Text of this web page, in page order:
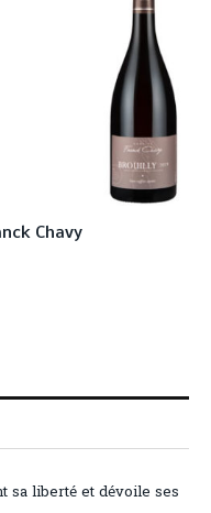
Chavy
sa liberté et dévoile ses